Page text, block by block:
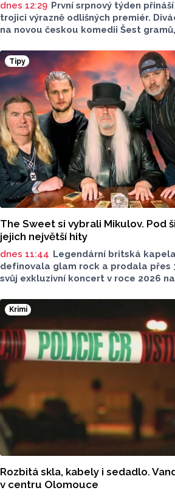
dnes 12:29 První srpnový týden
trojici výrazně odlišných premiér.
na novou českou komedii Šest
který je určen pouze dospělým
představil Radek Kreuziger v
Radio Haná.
Tipy
The Sweet si vybrali Mikulov. Pod
jejich největší hity
dnes 11:44 Legendární britská kapela
definovala glam rock a prodala přes
svůj exkluzivní koncert v roce 2026
v malebném Amfiteátru Mikulov.
Krimi
Rozbitá skla, kabely i sedadlo.
v centru Olomouce